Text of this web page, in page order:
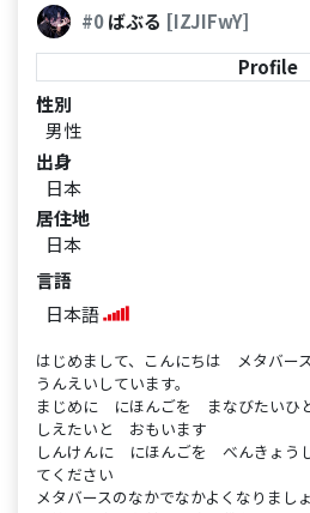
#0ばぶる [IZJIFwY]
Profile
性別
男性
出身
日本
居住地
日本
言語
日本語
はじめまして、こんにちは メタバー
うんえいしています。
まじめに にほんごを まなびたい
しえたいと おもいます
しんけんに にほんごを べんきょう
てください
メタバースのなかでなかよくなりまし